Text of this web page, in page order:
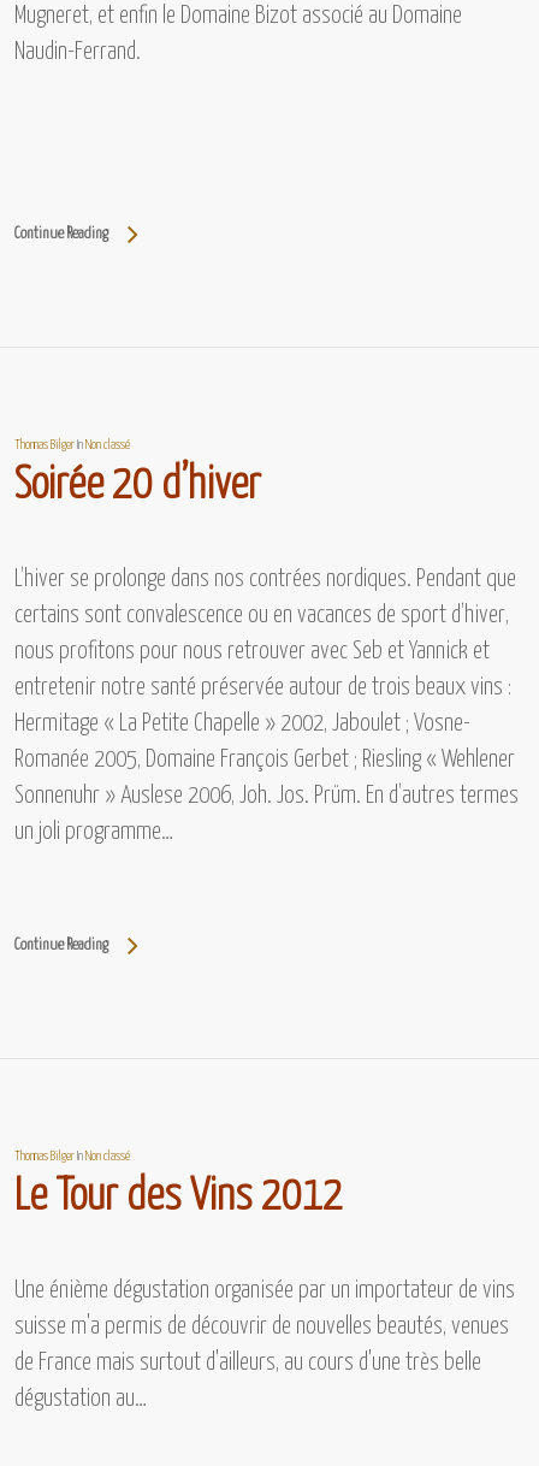
Mugneret, et enfin le Domaine Bizot associé au Domaine
Naudin-Ferrand.
Continue Reading
Thomas Bilger InNon classé
Soirée 20 d’hiver
L’hiver se prolonge dans nos contrées nordiques. Pendant que
certains sont convalescence ou en vacances de sport d’hiver,
nous profitons pour nous retrouver avec Seb et Yannick et
entretenir notre santé préservée autour de trois beaux vins :
Hermitage « La Petite Chapelle » 2002, Jaboulet ; Vosne-
Romanée 2005, Domaine François Gerbet ; Riesling « Wehlener
Sonnenuhr » Auslese 2006, Joh. Jos. Prüm. En d’autres termes
un joli programme…
Continue Reading
Thomas Bilger InNon classé
Le Tour des Vins 2012
Une énième dégustation organisée par un importateur de vins
suisse m'a permis de découvrir de nouvelles beautés, venues
de France mais surtout d'ailleurs, au cours d'une très belle
dégustation au…